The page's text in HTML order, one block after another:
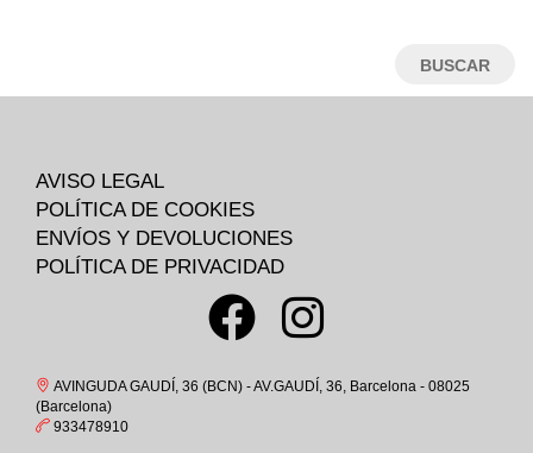
36
36M
37
38M
39
CAMPER
BIRKENSTOCK
EDWARD.S
ST.GALLEN
COIMBRA
CHAMPION
AVISO LEGAL
POLÍTICA DE COOKIES
ENVÍOS Y DEVOLUCIONES
POLÍTICA DE PRIVACIDAD
AVINGUDA GAUDÍ, 36 (BCN) - AV.GAUDÍ, 36, Barcelona - 08025
(Barcelona)
933478910